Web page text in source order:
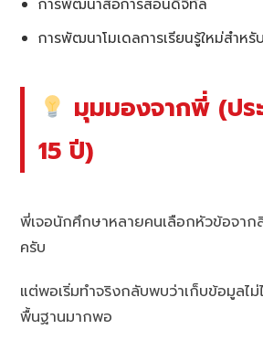
การพัฒนาสื่อการสอนดิจิทัล
การพัฒนาโมเดลการเรียนรู้ใหม่สำหรั
มุมมองจากพี่ (ป
15 ปี)
พี่เจอนักศึกษาหลายคนเลือกหัวข้อจาก
ครับ
แต่พอเริ่มทำจริงกลับพบว่าเก็บข้อมูลไ
พื้นฐานมากพอ